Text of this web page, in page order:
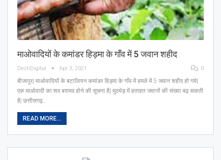
माओवादियों के कमांडर हिड़मा के गाँव में 5 जवान शहीद
DeshDigital Apr 3, 2021 0
बीजापुर| माओवादियों के बटालियन कमांडर हिड़मा के गाँव में हमले में 5 जवान शहीद हो गये|
एक माओवादी का शव बरामद होने की सूचना है| मुठभेड़ में हताहत जवानों की संख्या बढ़ सकती
है| छत्तीसगढ़…
READ MORE...